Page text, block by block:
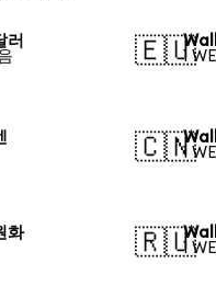
러
🇪🇺
1
🇨🇳
1
화
🇷🇺
1